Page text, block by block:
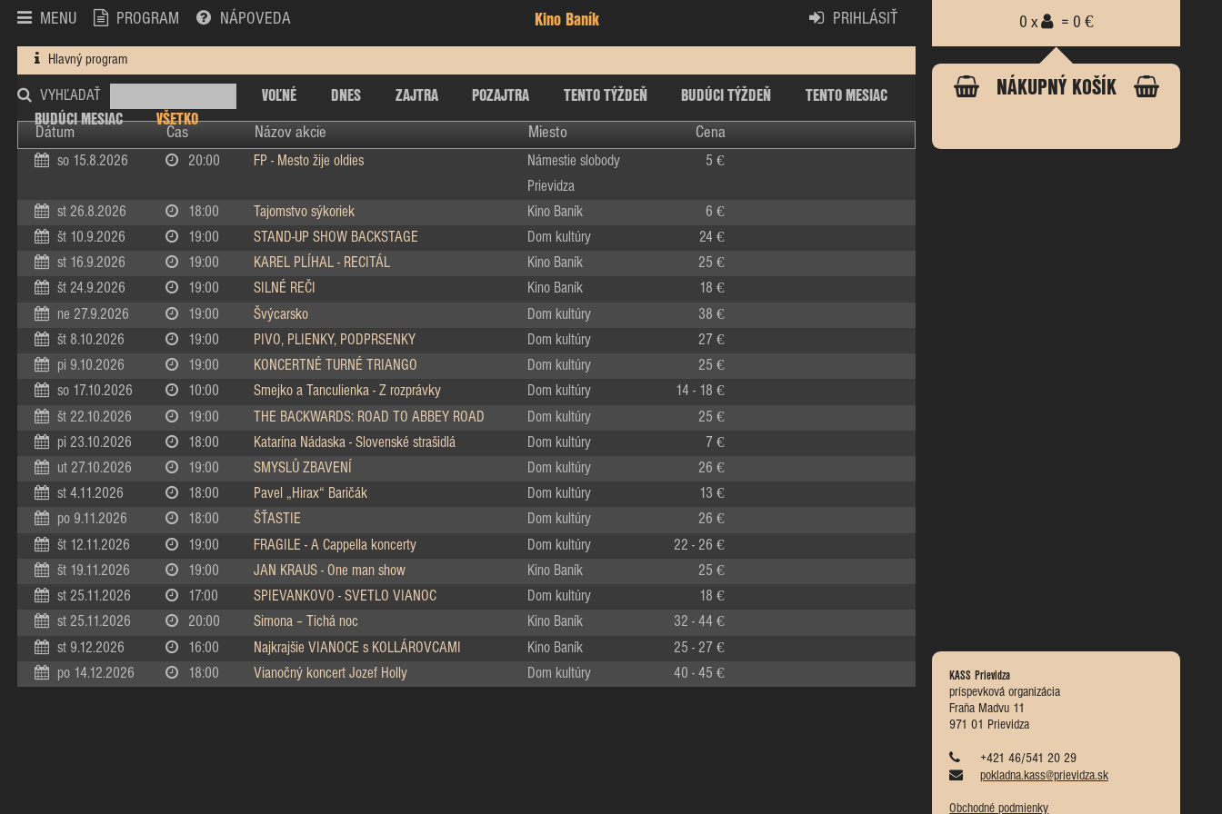
MENU PROGRAM NÁPOVEDA Kino Baník PRIHLÁSIŤ
Hlavný program
VYHĽADAŤ VOĽNÉ DNES ZAJTRA POZAJTRA TENTO TÝŽDEŇ BUDÚCI TÝŽDEŇ
TENTO MESIAC
BUDÚCI MESIAC
VŠETKO
Dátum Čas Názov akcie Miesto Cena
0 x = 0 €
NÁKUPNÝ KOŠÍK
KASS Prievidza
príspevková organizácia
Fraňa Madvu 11
971 01 Prievidza
+421 46/541 20 29
pokladna.kass@prievidza.sk
Obchodné podmienky
so 15.8.2026 20:00 FP - Mesto žije oldies
Námestie slobody
Prievidza
5 €
st 26.8.2026 18:00 Tajomstvo sýkoriek Kino Baník 6 €
št 10.9.2026 19:00 STAND-UP SHOW BACKSTAGE Dom kultúry 24 €
st 16.9.2026 19:00 KAREL PLÍHAL - RECITÁL Kino Baník 25 €
št 24.9.2026 19:00 SILNÉ REČI Kino Baník 18 €
ne 27.9.2026 19:00 Švýcarsko Dom kultúry 38 €
št 8.10.2026 19:00 PIVO, PLIENKY, PODPRSENKY Dom kultúry 27 €
pi 9.10.2026 19:00 KONCERTNÉ TURNÉ TRIANGO Dom kultúry 25 €
so 17.10.2026 10:00 Smejko a Tanculienka - Z rozprávky Dom kultúry 14 - 18 €
št 22.10.2026 19:00 THE BACKWARDS: ROAD TO ABBEY ROAD Dom kultúry 25 €
pi 23.10.2026 18:00 Katarína Nádaska - Slovenské strašidlá Dom kultúry 7 €
ut 27.10.2026 19:00 SMYSLŮ ZBAVENÍ Dom kultúry 26 €
st 4.11.2026 18:00 Pavel „Hirax“ Baričák Dom kultúry 13 €
po 9.11.2026 18:00 ŠŤASTIE Dom kultúry 26 €
št 12.11.2026 19:00 FRAGILE - A Cappella koncerty Dom kultúry 22 - 26 €
št 19.11.2026 19:00 JAN KRAUS - One man show Kino Baník 25 €
st 25.11.2026 17:00 SPIEVANKOVO - SVETLO VIANOC Dom kultúry 18 €
st 25.11.2026 20:00 Simona – Tichá noc Kino Baník 32 - 44 €
st 9.12.2026 16:00 Najkrajšie VIANOCE s KOLLÁROVCAMI Kino Baník 25 - 27 €
po 14.12.2026 18:00 Vianočný koncert Jozef Holly Dom kultúry 40 - 45 €